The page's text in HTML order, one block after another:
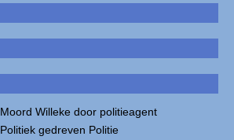
Moord Willeke door politieagent
Politiek gedreven Politie